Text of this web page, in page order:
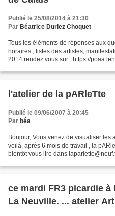
Publié le 25/08/2014 à 21:30
Par Béatrice Duriez Choquet
Tous les éléments de réponses aux
horaires , listes des artistes,
2014 rendez vous sur : https://
l'atelier de la pARleTte
Publié le 09/06/2007 à 20:45
Par béa
Bonjour, Vous venez de visualiser les
voilà, après 6 mois de travail , la
bientôt vous lire dans
ce mardi FR3 picardie
La Neuville. ... atelier